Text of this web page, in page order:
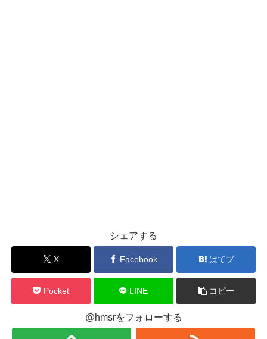
シェアする
X Facebook はてブ
Pocket LINE コピー
@hmsrをフォローする